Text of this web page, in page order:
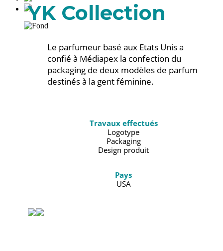
English
YK Collection
Le parfumeur basé aux Etats Unis a
confié à Médiapex la confection du
packaging de deux modèles de parfum
destinés à la gent féminine.
Travaux effectués
Logotype
Packaging
Design produit
Pays
USA